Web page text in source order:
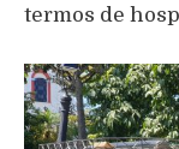
termos de